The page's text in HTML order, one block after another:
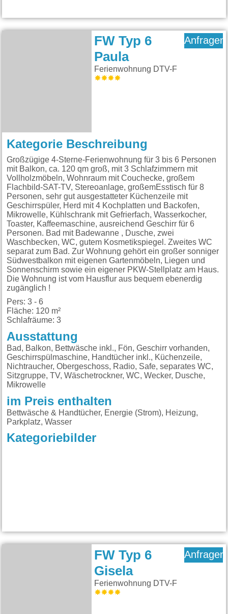
FW Typ 6
Paula
Ferienwohnung DTV-F
Anfragen
Kategorie Beschreibung
Großzügige 4-Sterne-Ferienwohnung für 3 bis 6 Personen
mit Balkon, ca. 120 qm groß, mit 3 Schlafzimmern mit
Vollholzmöbeln, Wohnraum mit Couchecke, großem
Flachbild-SAT-TV, Stereoanlage, großemEsstisch für 8
Personen, sehr gut ausgestatteter Küchenzeile mit
Geschirrspüler, Herd mit 4 Kochplatten und Backofen,
Mikrowelle, Kühlschrank mit Gefrierfach, Wasserkocher,
Toaster, Kaffeemaschine, ausreichend Geschirr für 6
Personen. Bad mit Badewanne , Dusche, zwei
Waschbecken, WC, gutem Kosmetikspiegel. Zweites WC
separat zum Bad. Zur Wohnung gehört ein großer sonniger
Südwestbalkon mit eigenen Gartenmöbeln, Liegen und
Sonnenschirm sowie ein eigener PKW-Stellplatz am Haus.
Die Wohnung ist vom Hausflur aus bequem ebenerdig
zugänglich !
Pers: 3 - 6
Fläche: 120 m²
Schlafräume: 3
Ausstattung
Bad, Balkon, Bettwäsche inkl., Fön, Geschirr vorhanden,
Geschirrspülmaschine, Handtücher inkl., Küchenzeile,
Nichtraucher, Obergeschoss, Radio, Safe, separates WC,
Sitzgruppe, TV, Wäschetrockner, WC, Wecker, Dusche,
Mikrowelle
im Preis enthalten
Bettwäsche & Handtücher, Energie (Strom), Heizung,
Parkplatz, Wasser
Kategoriebilder
FW Typ 6
Gisela
Ferienwohnung DTV-F
Anfragen